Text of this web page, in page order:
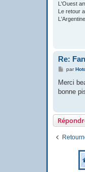
L'Ouest
Le retour
Re:
M
s
a
par
Merci
bonne